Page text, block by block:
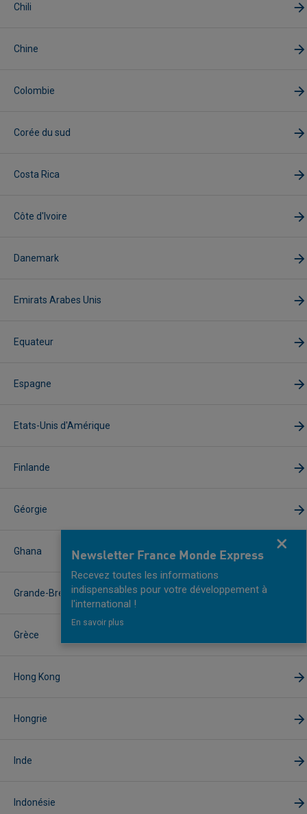
Chili
Chine
Colombie
Corée du sud
Costa Rica
Côte d'Ivoire
Danemark
Emirats Arabes Unis
Equateur
Espagne
Etats-Unis d'Amérique
Finlande
Géorgie
Ghana
Grande-Bretagne
Grèce
Hong Kong
Hongrie
Inde
Indonésie
Newsletter France Monde Express
Recevez toutes les informations
indispensables pour votre développement à
l'international !
En savoir plus